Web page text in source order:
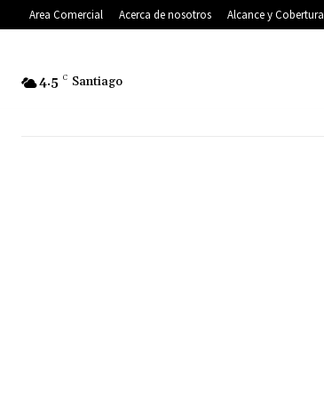
Area Comercial Acerca de nosotros Alcance y Cobertura
4.5 C Santiago